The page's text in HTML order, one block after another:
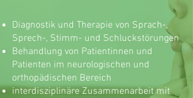
Diagnostik und Therapie von Sprach-,
Sprech-, Stimm- und Schluckstörungen
Behandlung von Patientinnen und
Patienten im neurologischen und
orthopädischen Bereich
interdisziplinäre Zusammenarbeit mit